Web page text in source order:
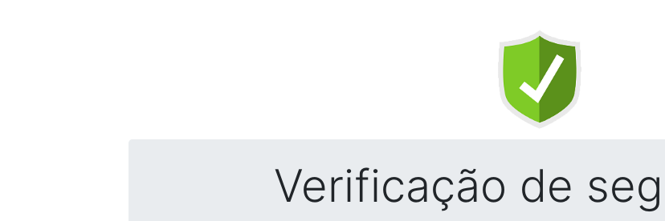
Verificação de